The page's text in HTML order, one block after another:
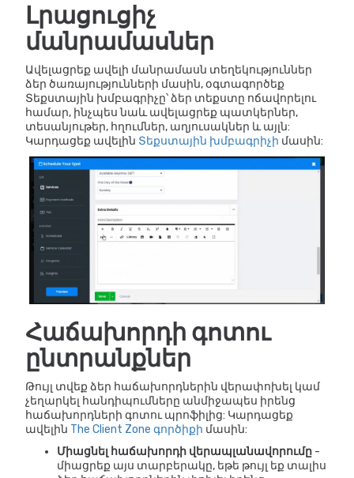
Լրացուցիչ
մանրամասներ
Ավելացրեք ավելի մանրամասն տեղեկություններ
ձեր ծառայությունների մասին, օգտագործեք
Տեքստային խմբագրիչը՝ ձեր տեքստը ոճավորելու
համար, ինչպես նաև ավելացրեք պատկերներ,
տեսանյութեր, հղումներ, աղյուսակներ և այլն:
Կարդացեք ավելին Տեքստային խմբագրիչի մասին:
Հաճախորդի գոտու
ընտրանքներ
Թույլ տվեք ձեր հաճախորդներին վերափոխել կամ
չեղարկել հանդիպումները անմիջապես իրենց
հաճախորդների գոտու պրոֆիլից: Կարդացեք
ավելին The Client Zone գործիքի մասին:
Միացնել հաճախորդի վերապլանավորումը -
միացրեք այս տարբերակը, եթե թույլ եք տալիս